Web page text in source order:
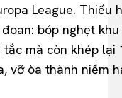
League.
bóp nghẹt
mà còn khép
vỡ òa thành niềm